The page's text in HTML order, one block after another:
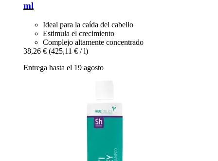
ml
Ideal para la caída del cabello
Estimula el crecimiento
Complejo altamente concentrado
38,26 € (425,11 € / l)
Entrega hasta el 19 agosto